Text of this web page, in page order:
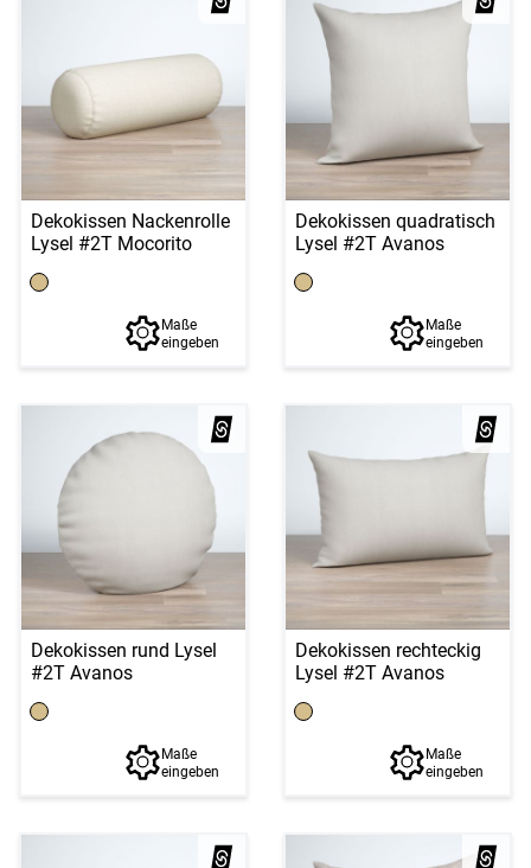
Dekokissen Nackenrolle
Lysel #2T Mocorito
Maße
eingeben
Dekokissen quadratisch
Lysel #2T Avanos
Maße
eingeben
Dekokissen rund Lysel
#2T Avanos
Maße
eingeben
Dekokissen rechteckig
Lysel #2T Avanos
Maße
eingeben